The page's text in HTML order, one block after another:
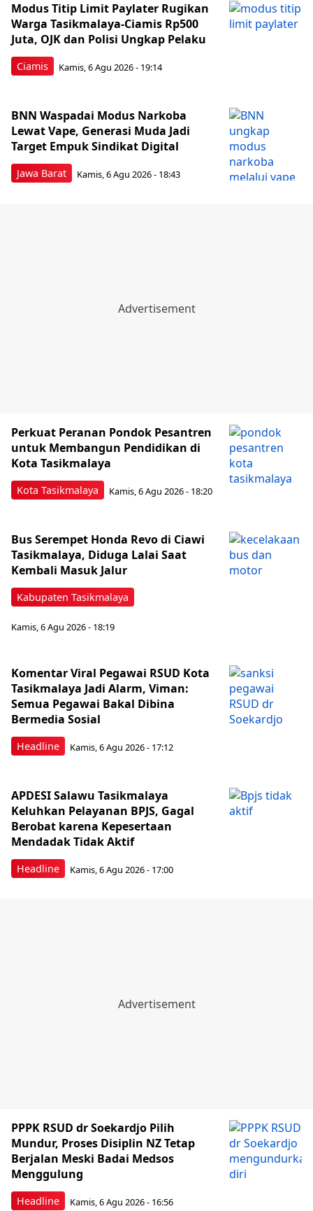
Ciamis
Modus Titip Limit Paylater Rugikan
Warga Tasikmalaya-Ciamis Rp500
Juta, OJK dan Polisi Ungkap Pelaku
Kamis, 6 Agu 2026 - 19:14
Jawa Barat
BNN Waspadai Modus Narkoba
Lewat Vape, Generasi Muda Jadi
Target Empuk Sindikat Digital
Kamis, 6 Agu 2026 - 18:43
Kota Tasikmalaya
Perkuat Peranan Pondok Pesantren
untuk Membangun Pendidikan di
Kota Tasikmalaya ‎
Kamis, 6 Agu 2026 - 18:20
Kabupaten Tasikmalaya
Bus Serempet Honda Revo di Ciawi
Tasikmalaya, Diduga Lalai Saat
Kembali Masuk Jalur
Kamis, 6 Agu 2026 - 18:19
Headline
Komentar Viral Pegawai RSUD Kota
Tasikmalaya Jadi Alarm, Viman:
Semua Pegawai Bakal Dibina
Bermedia Sosial
Kamis, 6 Agu 2026 - 17:12
Headline
APDESI Salawu Tasikmalaya
Keluhkan Pelayanan BPJS, Gagal
Berobat karena Kepesertaan
Mendadak Tidak Aktif
Kamis, 6 Agu 2026 - 17:00
Headline
PPPK RSUD dr Soekardjo Pilih
Mundur, Proses Disiplin NZ Tetap
Berjalan Meski Badai Medsos
Menggulung
Kamis, 6 Agu 2026 - 16:56